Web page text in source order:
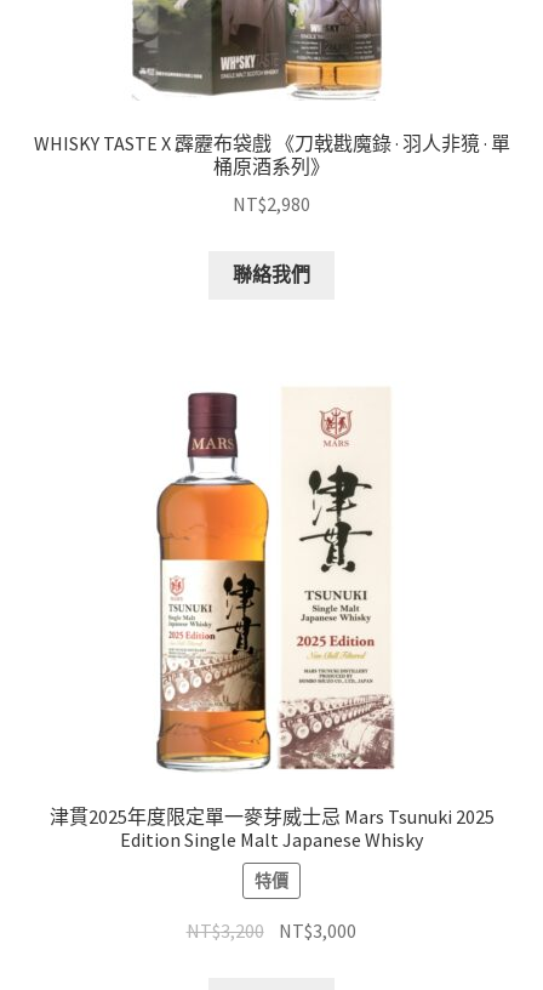
WHISKY TASTE X 霹靂布袋戲 《刀戟戡魔錄 · 羽人非獍 · 單
桶原酒系列》
NT$2,980
聯絡我們
津貫2025年度限定單一麥芽威士忌 Mars Tsunuki 2025
Edition Single Malt Japanese Whisky
特價
NT$3,200 NT$3,000